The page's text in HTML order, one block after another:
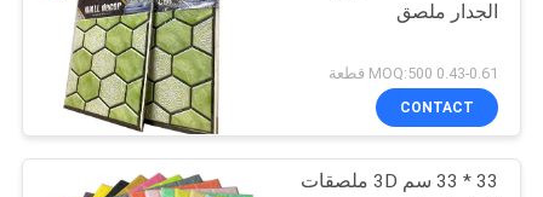
الجدار ملصق
0.43-0.61 MOQ:500 قطعة
CONTACT
33 * 33 سم 3D ملصقات